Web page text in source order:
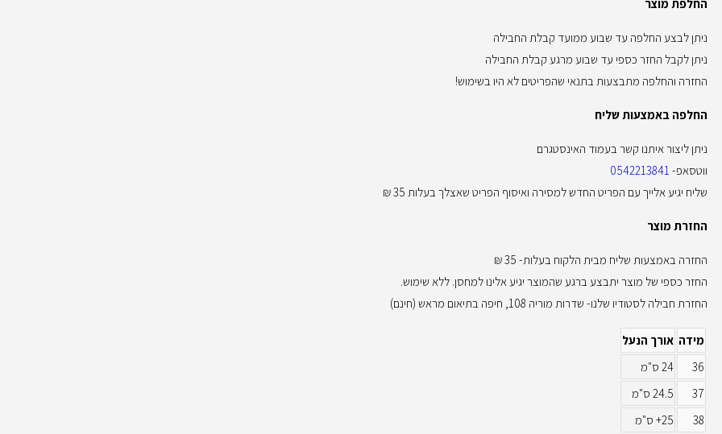
החלפת מוצר
ניתן לבצע החלפה עד שבוע ממועד קבלת החבילה
ניתן לקבל החזר כספי עד שבוע מרגע קבלת החבילה
החזרה והחלפה מתבצעות בתנאי שהפריטים לא היו בשימוש!
החלפה באמצעות שליח
ניתן ליצור איתנו קשר בעמוד האינסטגרם
ווטסאפ- 0542213841
שליח יגיע אלייך עם הפריט החדש למסירה ואיסוף הפריט שאצלך בעלות 35 ₪
החזרת מוצר
החזרה באמצעות שליח מבית הלקוח בעלות- 35 ₪
החזר כספי של מוצר יתבצע ברגע שהמוצר יגיע אלינו למחסן. ללא שימוש.
החזרת חבילה לסטודיו שלנו- שדרות מוריה 108, חיפה בתיאום מראש (חינם)
מידה אורך הנעל
36
24 ס"מ
37
24.5 ס"מ
38
25+ ס"מ